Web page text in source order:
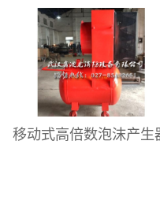
置（泡
消防水
炮、移
炮、隧
栓、消
倍泡沫
数泡沫
移动式高倍数泡沫产生